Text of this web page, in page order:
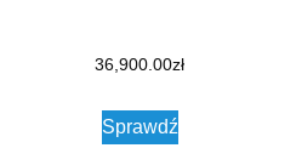
36,900.00zł
Sprawdź